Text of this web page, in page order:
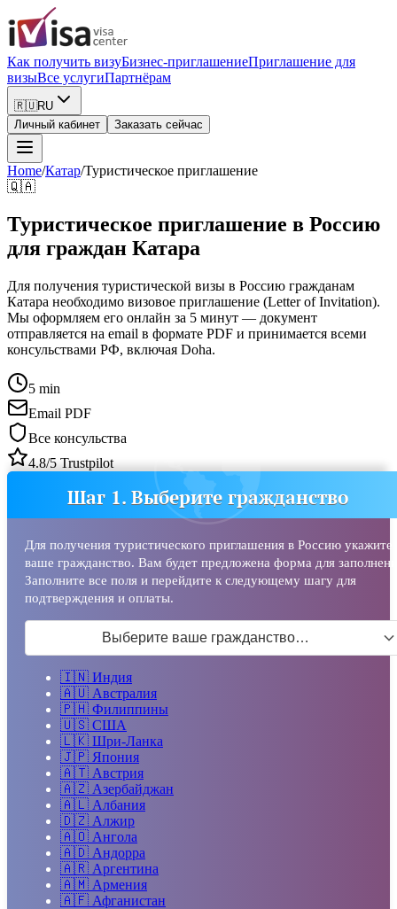
Как получить визуБизнес-приглашениеПриглашение для
визыВсе услугиПартнёрам
🇷🇺RU
Личный кабинет
Заказать сейчас
Home/Катар/Туристическое приглашение
🇶🇦
Туристическое приглашение в Россию
для граждан Катара
Для получения туристической визы в Россию гражданам
Катара необходимо визовое приглашение (Letter of Invitation).
Мы оформляем его онлайн за 5 минут — документ
отправляется на email в формате PDF и принимается всеми
консульствами РФ, включая Doha.
5 min
Email PDF
Все консульства
4.8/5 Trustpilot
Шаг 1. Выберите гражданство
Для получения туристического приглашения в Россию укажите
ваше гражданство. Вам будет предложена форма для
Заполните все поля и перейдите к следующему шагу для
подтверждения и оплаты.
Выберите ваше гражданство…
🇮🇳 Индия
🇦🇺 Австралия
🇵🇭 Филиппины
🇺🇸 США
🇱🇰 Шри-Ланка
🇯🇵 Япония
🇦🇹 Австрия
🇦🇿 Азербайджан
🇦🇱 Албания
🇩🇿 Алжир
🇦🇴 Ангола
🇦🇩 Андорра
🇦🇷 Аргентина
🇦🇲 Армения
🇦🇫 Афганистан